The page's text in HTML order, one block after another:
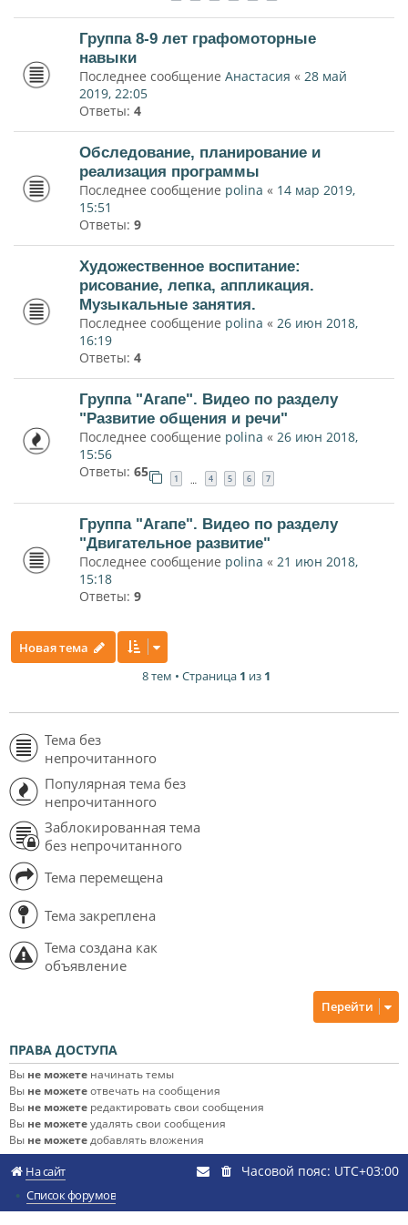
Группа 8-9 лет графомоторные
навыки
Последнее сообщение Анастасия « 28 май
2019, 22:05
Ответы: 4
Обследование, планирование и
реализация программы
Последнее сообщение polina « 14 мар 2019,
15:51
Ответы: 9
Художественное воспитание:
рисование, лепка, аппликация.
Музыкальные занятия.
Последнее сообщение polina « 26 июн 2018,
16:19
Ответы: 4
Группа "Агапе". Видео по разделу
"Развитие общения и речи"
Последнее сообщение polina « 26 июн 2018,
15:56
Ответы: 65 1 4 5 6 7
Группа "Агапе". Видео по разделу
"Двигательное развитие"
Последнее сообщение polina « 21 июн 2018,
15:18
Ответы: 9
Новая тема
8 тем • Страница 1 из 1
Тема без
непрочитанного
Популярная тема без
непрочитанного
Заблокированная тема
без непрочитанного
Тема перемещена
Тема закреплена
Тема создана как
объявление
Перейти
ПРАВА ДОСТУПА
Вы не можете начинать темы
Вы не можетеотвечать на сообщения
Вы не можете редактировать свои сообщения
Вы не можетеудалять свои сообщения
Вы не можетедобавлять вложения
На сайт
Список форумов
Часовой пояс: UTC+03:00